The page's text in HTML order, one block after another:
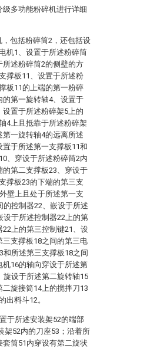
多功能粉碎机进行详细
包括粉碎筒2，还包括设
机1、设置于所述粉碎筒
述粉碎筒2的侧壁的方
撑板11、设置于所述粉
板11的上端的第一粉碎
第一旋转轴4、设置于
置于所述粉碎架5上的
4上且抵靠于所述粉碎架
一旋转轴4的远离所述
于所述第一支撑板11和
、穿设于所述粉碎筒2内
的第二支撑板23、穿设于
撑板23的下端的第三支
壁上且处于所述第一支
控制器22、嵌设于所述
设于所述控制器22上的第
上的第三控制键21、设
支撑板18之间的第三电
所述第三支撑板18之间
16的轴向穿设于所述第
旋设于所述第二旋转轴15
旋接筒14上的搅拌刀13
出料斗12。
于所述安装架52的端部
架52内的刀座53；沿着所
筒51内穿设有第二旋状